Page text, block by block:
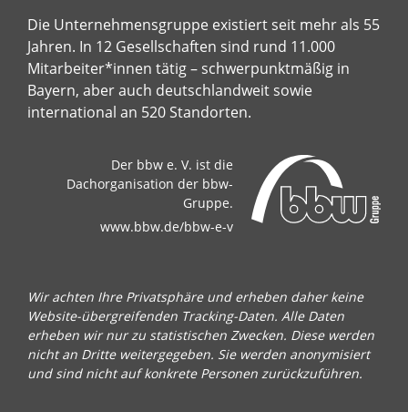
Die Unternehmensgruppe existiert seit mehr als 55
Jahren. In 12 Gesellschaften sind rund 11.000
Mitarbeiter*innen tätig – schwerpunktmäßig in
Bayern, aber auch deutschlandweit sowie
international an 520 Standorten.
Der bbw e. V. ist die
Dachorganisation der bbw-
Gruppe.
www.bbw.de/bbw-e-v
Wir achten Ihre Privatsphäre und erheben daher keine
Website-übergreifenden Tracking-Daten. Alle Daten
erheben wir nur zu statistischen Zwecken. Diese werden
nicht an Dritte weitergegeben. Sie werden anonymisiert
und sind nicht auf konkrete Personen zurückzuführen.